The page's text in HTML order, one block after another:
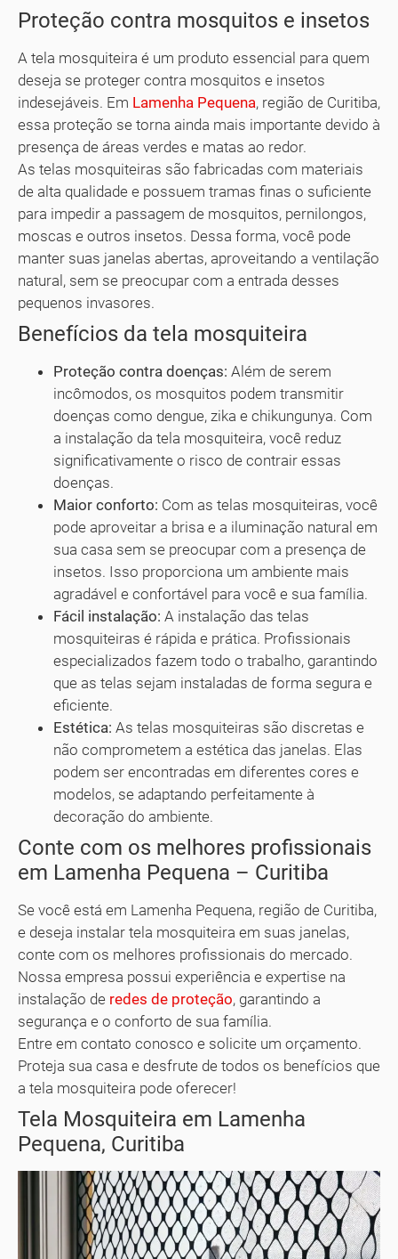
Proteção contra mosquitos e insetos
A tela mosquiteira é um produto essencial para quem
deseja se proteger contra mosquitos e insetos
indesejáveis. Em Lamenha Pequena, região de Curitiba,
essa proteção se torna ainda mais importante devido à
presença de áreas verdes e matas ao redor.
As telas mosquiteiras são fabricadas com materiais
de alta qualidade e possuem tramas finas o suficiente
para impedir a passagem de mosquitos, pernilongos,
moscas e outros insetos. Dessa forma, você pode
manter suas janelas abertas, aproveitando a ventilação
natural, sem se preocupar com a entrada desses
pequenos invasores.
Benefícios da tela mosquiteira
Proteção contra doenças: Além de serem
incômodos, os mosquitos podem transmitir
doenças como dengue, zika e chikungunya. Com
a instalação da tela mosquiteira, você reduz
significativamente o risco de contrair essas
doenças.
Maior conforto: Com as telas mosquiteiras, você
pode aproveitar a brisa e a iluminação natural em
sua casa sem se preocupar com a presença de
insetos. Isso proporciona um ambiente mais
agradável e confortável para você e sua família.
Fácil instalação: A instalação das telas
mosquiteiras é rápida e prática. Profissionais
especializados fazem todo o trabalho, garantindo
que as telas sejam instaladas de forma segura e
eficiente.
Estética: As telas mosquiteiras são discretas e
não comprometem a estética das janelas. Elas
podem ser encontradas em diferentes cores e
modelos, se adaptando perfeitamente à
decoração do ambiente.
Conte com os melhores profissionais
em Lamenha Pequena – Curitiba
Se você está em Lamenha Pequena, região de Curitiba,
e deseja instalar tela mosquiteira em suas janelas,
conte com os melhores profissionais do mercado.
Nossa empresa possui experiência e expertise na
instalação de redes de proteção, garantindo a
segurança e o conforto de sua família.
Entre em contato conosco e solicite um orçamento.
Proteja sua casa e desfrute de todos os benefícios que
a tela mosquiteira pode oferecer!
Tela Mosquiteira em Lamenha
Pequena, Curitiba